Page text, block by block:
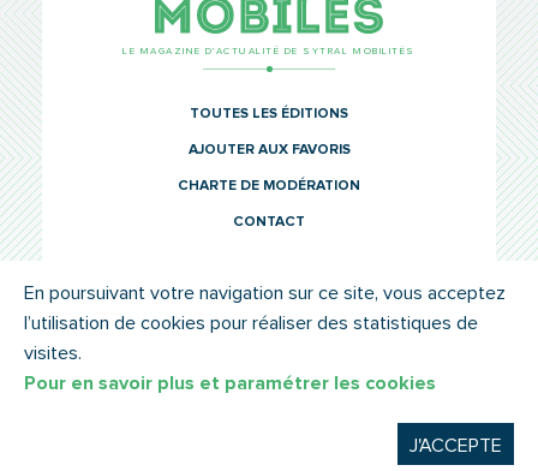
LE MAGAZINE D’ACTUALITÉ DE SYTRAL MOBILITÉS
TOUTES LES ÉDITIONS
AJOUTER AUX FAVORIS
CHARTE DE MODÉRATION
CONTACT
© SYTRAL MOBILITÉS 2022 MENTIONS LÉGALES
En poursuivant votre navigation sur ce site, vous acceptez
l’utilisation de cookies pour réaliser des statistiques de
visites.
Pour en savoir plus et paramétrer les cookies
J'ACCEPTE